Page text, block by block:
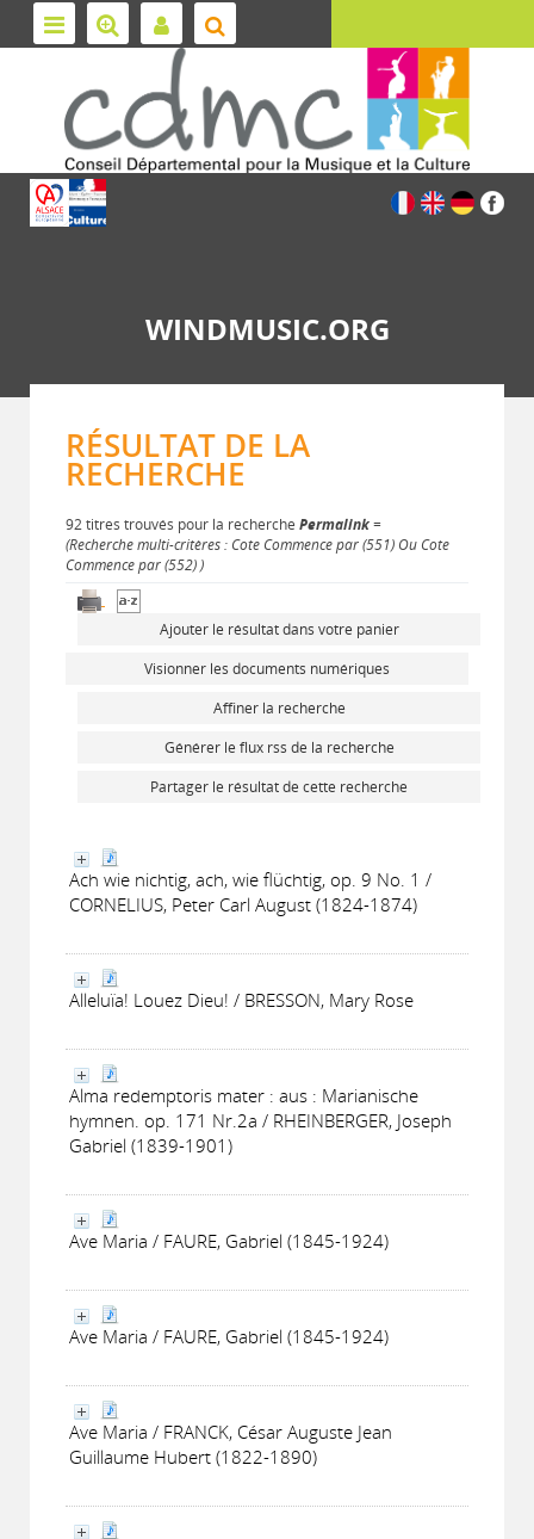
WINDMUSIC.ORG
RÉSULTAT DE LA
RECHERCHE
92 titres trouvés pour la recherche Permalink=
(Recherche multi-critères : Cote Commence par (551) Ou Cote
Commence par (552) )
Ajouter le résultat dans votre panier
Visionner les documents numériques
Affiner la recherche
Générer le flux rss de la recherche
Partager le résultat de cette recherche
Ach wie nichtig, ach, wie flüchtig, op. 9 No. 1 /
CORNELIUS, Peter Carl August (1824-1874)
Alleluïa! Louez Dieu! / BRESSON, Mary Rose
Alma redemptoris mater : aus : Marianische
hymnen. op. 171 Nr.2a / RHEINBERGER, Joseph
Gabriel (1839-1901)
Ave Maria / FAURE, Gabriel (1845-1924)
Ave Maria / FAURE, Gabriel (1845-1924)
Ave Maria / FRANCK, César Auguste Jean
Guillaume Hubert (1822-1890)